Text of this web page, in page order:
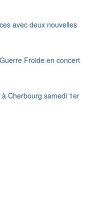
avec deux nouvelles
Froide en concert
Cherbourg samedi 1er